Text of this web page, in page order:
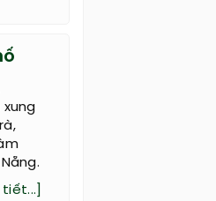
tiết...]